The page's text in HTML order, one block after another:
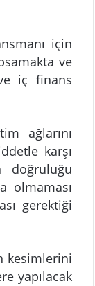
için
ve
iç finans
ağlarını
karşı
doğruluğu
olmaması
gerektiği
kesimlerini
yapılacak